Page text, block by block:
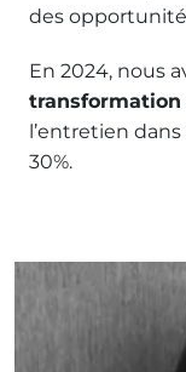
des
En 2024, nous
transformation
l’entretien
30%.